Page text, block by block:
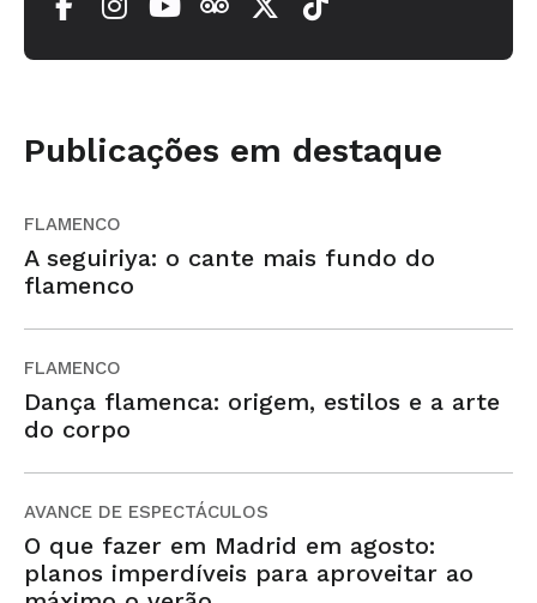
Publicações em destaque
FLAMENCO
A seguiriya: o cante mais fundo do
flamenco
FLAMENCO
Dança flamenca: origem, estilos e a arte
do corpo
AVANCE DE ESPECTÁCULOS
O que fazer em Madrid em agosto:
planos imperdíveis para aproveitar ao